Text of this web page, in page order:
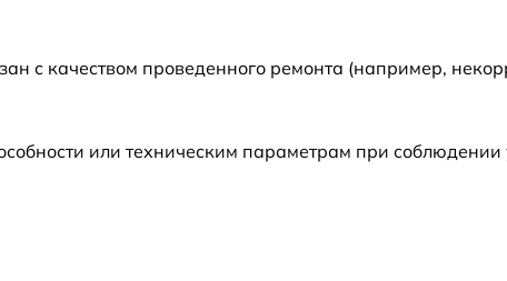
с качеством проведенного ремонта (например,
или техническим параметрам при соблюдении